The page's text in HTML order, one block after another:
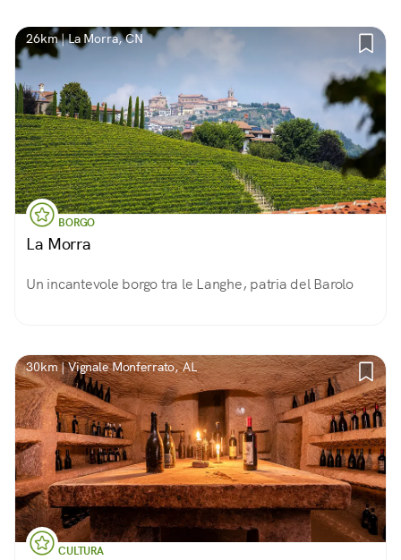
26km | La Morra, CN
BORGO
La Morra
Un incantevole borgo tra le Langhe, patria del Barolo
30km | Vignale Monferrato, AL
CULTURA